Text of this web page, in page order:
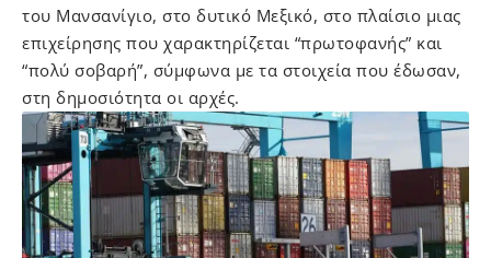
του Μανσανίγιο, στο δυτικό Μεξικό, στο πλαίσιο μιας
επιχείρησης που χαρακτηρίζεται “πρωτοφανής” και
“πολύ σοβαρή”, σύμφωνα με τα στοιχεία που έδωσαν,
στη δημοσιότητα οι αρχές.